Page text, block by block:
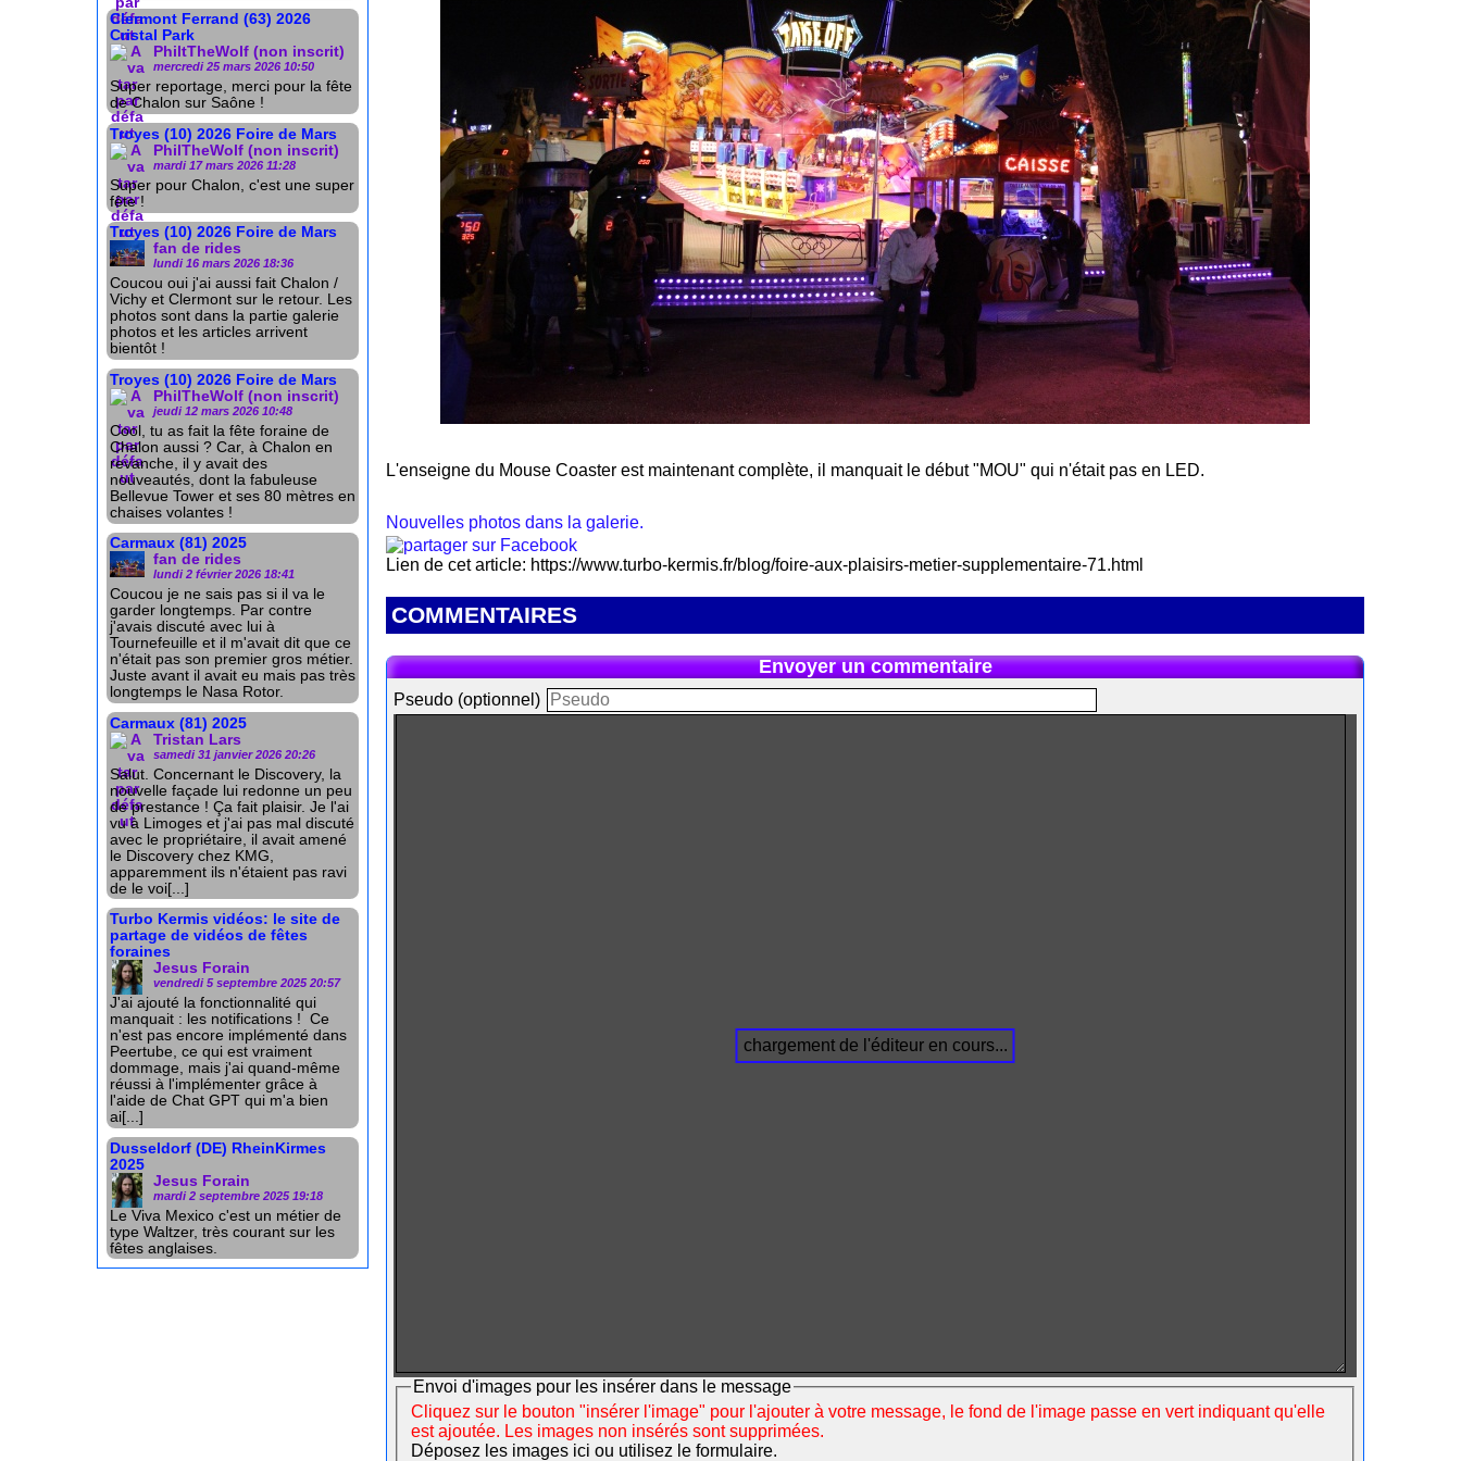
Clermont Ferrand (63) 2026
Cristal Park
PhiltTheWolf (non inscrit)
mercredi 25 mars 2026 10:50
Super reportage, merci pour la fête
de Chalon sur Saône !
Troyes (10) 2026 Foire de Mars
PhilTheWolf (non inscrit)
mardi 17 mars 2026 11:28
Super pour Chalon, c'est une super
fête !
Troyes (10) 2026 Foire de Mars
fan de rides
lundi 16 mars 2026 18:36
Coucou oui j'ai aussi fait Chalon /
Vichy et Clermont sur le retour. Les
photos sont dans la partie galerie
photos et les articles arrivent
bientôt !
Troyes (10) 2026 Foire de Mars
PhilTheWolf (non inscrit)
jeudi 12 mars 2026 10:48
Cool, tu as fait la fête foraine de
Chalon aussi ? Car, à Chalon en
revanche, il y avait des
nouveautés, dont la fabuleuse
Bellevue Tower et ses 80 mètres en
chaises volantes !
Carmaux (81) 2025
fan de rides
lundi 2 février 2026 18:41
Coucou je ne sais pas si il va le
garder longtemps. Par contre
j'avais discuté avec lui à
Tournefeuille et il m'avait dit que ce
n'était pas son premier gros métier.
Juste avant il avait eu mais pas très
longtemps le Nasa Rotor.
Carmaux (81) 2025
Tristan Lars
samedi 31 janvier 2026 20:26
Salut. Concernant le Discovery, la
nouvelle façade lui redonne un peu
de prestance ! Ça fait plaisir. Je l'ai
vu à Limoges et j'ai pas mal discuté
avec le propriétaire, il avait amené
le Discovery chez KMG,
apparemment ils n'étaient pas ravi
de le voi[...]
Turbo Kermis vidéos: le site de
partage de vidéos de fêtes
foraines
Jesus Forain
vendredi 5 septembre 2025 20:57
J'ai ajouté la fonctionnalité qui
manquait : les notifications ! Ce
n'est pas encore implémenté dans
Peertube, ce qui est vraiment
dommage, mais j'ai quand-même
réussi à l'implémenter grâce à
l'aide de Chat GPT qui m'a bien
ai[...]
Dusseldorf (DE) RheinKirmes
2025
Jesus Forain
mardi 2 septembre 2025 19:18
Le Viva Mexico c'est un métier de
type Waltzer, très courant sur les
fêtes anglaises.
L'enseigne du Mouse Coaster est maintenant complète, il manquait le début "MOU" qui n'était pas en LED.
Nouvelles photos dans la galerie.
Lien de cet article: https://www.turbo-kermis.fr/blog/foire-aux-plaisirs-metier-supplementaire-71.html
COMMENTAIRES
Envoyer un commentaire
Pseudo (optionnel)
chargement de l'éditeur en cours...
Envoi d'images pour les insérer dans le message
Cliquez sur le bouton "insérer l'image" pour l'ajouter à votre message, le fond de l'image passe en vert indiquant qu'elle
est ajoutée. Les images non insérés sont supprimées.
Déposez les images ici ou utilisez le formulaire.